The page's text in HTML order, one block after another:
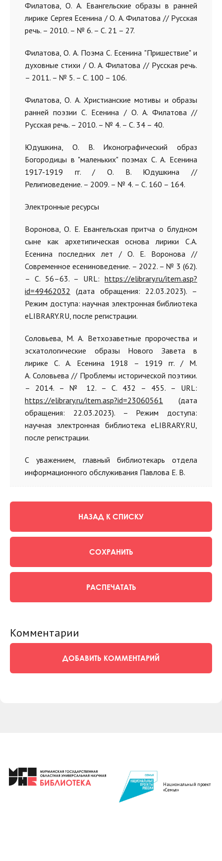
Филатова, О. А. Евангельские образы в ранней
лирике Сергея Есенина / О. А. Филатова // Русская
речь. – 2010. – № 6. – С. 21 – 27.
Филатова, О. А. Поэма С. Есенина "Пришествие" и
духовные стихи / О. А. Филатова // Русская речь.
– 2011. – № 5. – С. 100 – 106.
Филатова, О. А. Христианские мотивы и образы
ранней поэзии С. Есенина / О. А. Филатова //
Русская речь. – 2010. – № 4. – С. 34 – 40.
Юдушкина, О. В. Иконографический образ
Богородицы в "маленьких" поэмах С. А. Есенина
1917-1919 гг. / О. В. Юдушкина //
Религиоведение. – 2009. – № 4. – С. 160 – 164.
Электронные ресурсы
Воронова, О. Е. Евангельская притча о блудном
сыне как архетипическая основа лирики С.А.
Есенина последних лет / О. Е. Воронова //
Современное есениноведение. – 2022. – № 3 (62).
– С. 56–63. – URL: https://elibrary.ru/item.asp?
id=49462032 (дата обращения: 22.03.2023). –
Режим доступа: научная электронная библиотека
eLIBRARY.RU, после регистрации.
Соловьева, М. А. Ветхозаветные пророчества и
эсхатологические образы Нового Завета в
лирике С. А. Есенина 1918 – 1919 гг. / М.
А. Соловьева // Проблемы исторической поэтики.
– 2014. – № 12. – С. 432 – 455. – URL:
https://elibrary.ru/item.asp?id=23060561 (дата
обращения: 22.03.2023). – Режим доступа:
научная электронная библиотека eLIBRARY.RU,
после регистрации.
С уважением, главный библиотекарь отдела
информационного обслуживания Павлова Е. В.
НАЗАД К СПИСКУ
СОХРАНИТЬ
РАСПЕЧАТАТЬ
Комментарии
ДОБАВИТЬ КОММЕНТАРИЙ
Национальный проект
«Семья»